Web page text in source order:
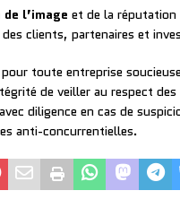
l’image et de la réputation
des clients, partenaires et
toute entreprise
de veiller au respect des
diligence en cas de
anti-concurrentielles.